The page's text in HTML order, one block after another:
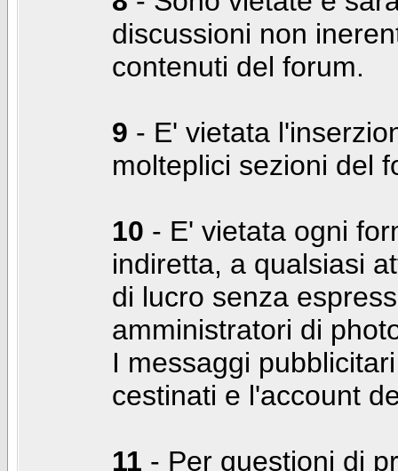
discussioni non
contenuti del forum.
9 - E' vietata
molteplici sezioni del
10 - E' vietata ogni
indiretta, a qualsiasi
di lucro senza
amministratori di
I messaggi
cestinati e l'account
11 - Per questioni di